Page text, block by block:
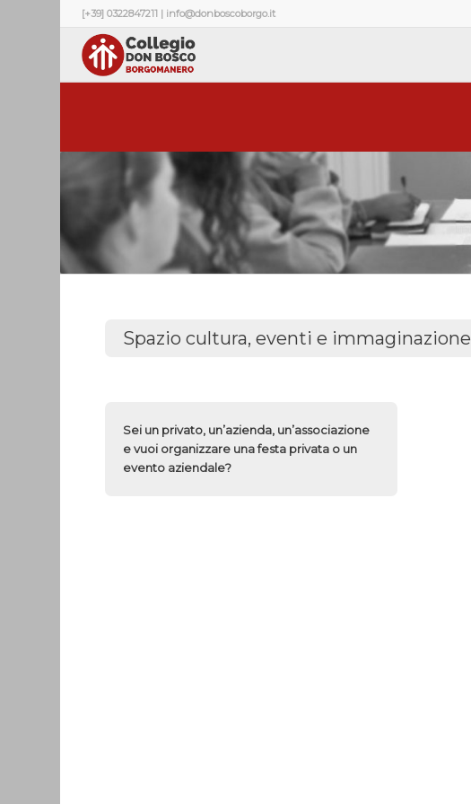
[+39] 0322847211 | info@donboscoborgo.it
Spazio cultura, eventi e immaginazione
Sei un privato, un’azienda, un’associazione
e vuoi organizzare una festa privata o un
evento aziendale?